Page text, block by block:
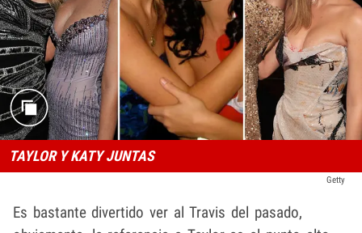
TAYLOR Y KATY JUNTAS
Getty
Es bastante divertido ver al Travis del pasado,